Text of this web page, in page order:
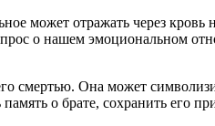
может отражать через
о нашем эмоциональном
смертью. Она может
о брате, сохранить его